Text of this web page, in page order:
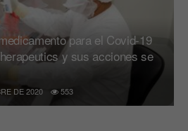
para el Covid-19
y sus acciones se
DE 2020 553